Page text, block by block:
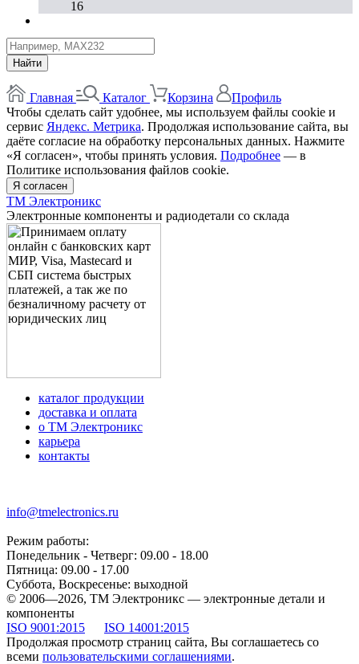
16
Найти
Главная Каталог Корзина
Профиль
Чтобы сделать сайт удобнее, мы используем файлы cookie и
сервис Яндекс. Метрика. Продолжая использование сайта, вы
даёте согласие на обработку персональных данных. Нажмите
«Я согласен», чтобы принять условия. Подробнее — в
Политике использования файлов cookie.
Я согласен
ТМ Электроникс
Электронные компоненты и радиодетали со склада
каталог продукции
доставка и оплата
о ТМ Электроникс
карьера
контакты
info@tmelectronics.ru
Режим работы:
Понедельник - Четверг: 09.00 - 18.00
Пятница: 09.00 - 17.00
Суббота, Воскресенье: выходной
© 2006—2026, ТМ Электроникс — электронные детали и
компоненты
ISO 9001:2015
ISO 14001:2015
Продолжая просмотр страниц сайта, Вы соглашаетесь со
всеми пользовательскими соглашениями.